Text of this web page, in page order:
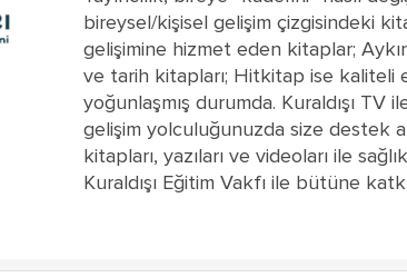
bireysel/kişisel gelişim çizgisindeki
gelişimine hizmet eden kitaplar;
ve tarih kitapları; Hitkitap ise kaliteli
yoğunlaşmış durumda. Kuraldışı TV
gelişim yolculuğunuzda size destek
kitapları, yazıları ve videoları ile
Kuraldışı Eğitim Vakfı ile bütüne